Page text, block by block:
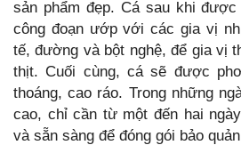
sản phẩm đẹp. Cá sau khi
công đoạn ướp với các gia vị
tế, đường và bột nghệ, để gia vị
thịt. Cuối cùng, cá sẽ được
thoáng, cao ráo. Trong những
cao, chỉ cần từ một đến hai
và sẵn sàng để đóng gói bảo